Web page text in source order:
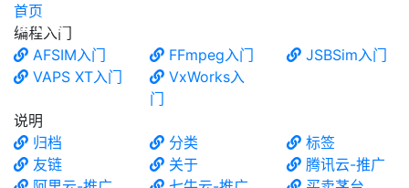
食铁兽
首页
编程入门
AFSIM入门
FFmpeg入门
JSBSim入门
VAPS XT入门
VxWorks入
门
说明
归档
分类
标签
友链
关于
腾讯云-推广